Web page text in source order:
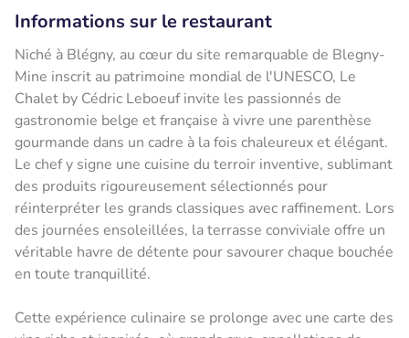
Informations sur le restaurant
Niché à Blégny, au cœur du site remarquable de Blegny-
Mine inscrit au patrimoine mondial de l'UNESCO, Le
Chalet by Cédric Leboeuf invite les passionnés de
gastronomie belge et française à vivre une parenthèse
gourmande dans un cadre à la fois chaleureux et élégant.
Le chef y signe une cuisine du terroir inventive, sublimant
des produits rigoureusement sélectionnés pour
réinterpréter les grands classiques avec raffinement. Lors
des journées ensoleillées, la terrasse conviviale offre un
véritable havre de détente pour savourer chaque bouchée
en toute tranquillité.
Cette expérience culinaire se prolonge avec une carte des